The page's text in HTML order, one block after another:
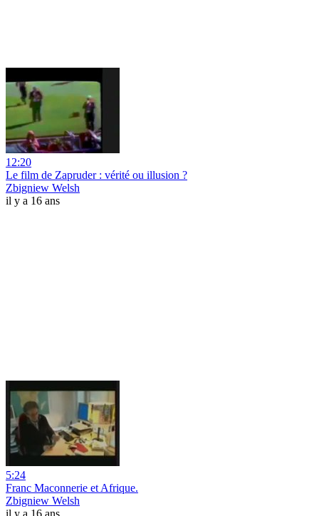
12:20
Le film de Zapruder : vérité ou illusion ?
Zbigniew Welsh
il y a 16 ans
5:24
Franc Maconnerie et Afrique.
Zbigniew Welsh